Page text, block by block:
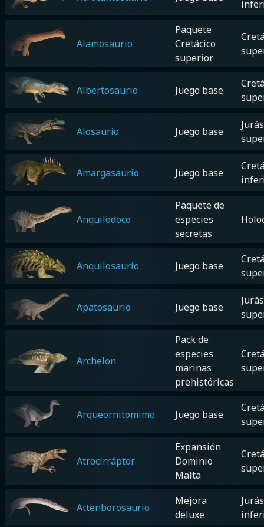
Alamosaurio
Paquete
Cretácico
superior
Albertosaurio Juego base
Alosaurio Juego base
Amargasaurio Juego base
Anquilodoco
Paquete de
especies
secretas
Anquilosaurio Juego base
Apatosaurio Juego base
Archelon
Pack de
especies
marinas
prehistóricas
Arqueornitomimo Juego base
Atrocirráptor
Expansión
Dominio
Malta
Attenborosaurio
Mejora
deluxe